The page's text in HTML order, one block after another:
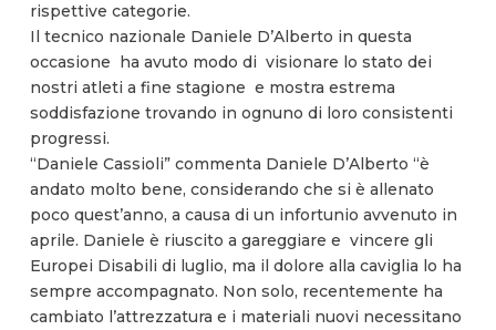
rispettive categorie.
Il tecnico nazionale Daniele D’Alberto in questa
occasione ha avuto modo di visionare lo stato dei
nostri atleti a fine stagione e mostra estrema
soddisfazione trovando in ognuno di loro consistenti
progressi.
“Daniele Cassioli” commenta Daniele D’Alberto “è
andato molto bene, considerando che si è allenato
poco quest’anno, a causa di un infortunio avvenuto in
aprile. Daniele è riuscito a gareggiare e vincere gli
Europei Disabili di luglio, ma il dolore alla caviglia lo ha
sempre accompagnato. Non solo, recentemente ha
cambiato l’attrezzatura e i materiali nuovi necessitano